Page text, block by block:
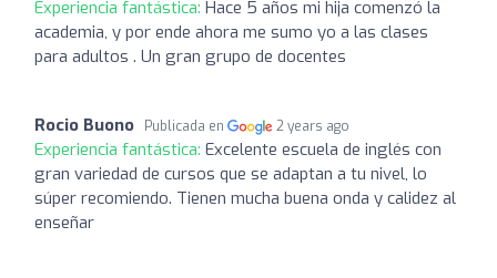
Experiencia fantástica: Hace 5 años mi hija comenzó la
academia, y por ende ahora me sumo yo a las clases
para adultos . Un gran grupo de docentes
Rocio Buono Publicada en 2 years ago
Experiencia fantástica: Excelente escuela de inglés con
gran variedad de cursos que se adaptan a tu nivel, lo
súper recomiendo. Tienen mucha buena onda y calidez al
enseñar